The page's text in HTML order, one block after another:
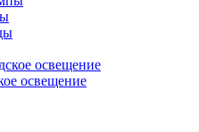
освещение